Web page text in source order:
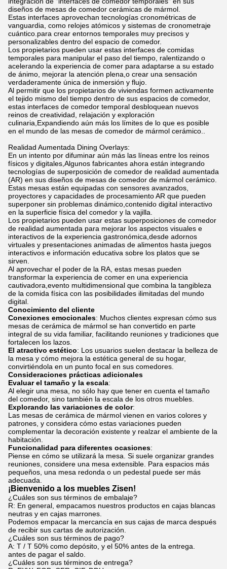
diseños de mesas de comedor cerámicas de mármol.
Estas interfaces aprovechan tecnologías cronométricas de
vanguardia, como relojes atómicos y sistemas de cronometraje
cuántico.para crear entornos temporales muy precisos y
personalizables dentro del espacio de comedor.
Los propietarios pueden usar estas interfaces de comidas
temporales para manipular el paso del tiempo, ralentizando o
acelerando la experiencia de comer para adaptarse a su estado
de ánimo, mejorar la atención plena,o crear una sensación
verdaderamente única de inmersión y flujo.
Al permitir que los propietarios de viviendas formen activamente
el tejido mismo del tiempo dentro de sus espacios de comedor,
estas interfaces de comedor temporal desbloquean nuevos
reinos de creatividad, relajación y exploración
culinaria,Expandiendo aún más los límites de lo que es posible
en el mundo de las mesas de comedor de mármol cerámico..
Realidad Aumentada Dining Overlays:
En un intento por difuminar aún más las líneas entre los reinos
físicos y digitales,Algunos fabricantes ahora están integrando
tecnologías de superposición de comedor de realidad aumentada
(AR) en sus diseños de mesas de comedor de mármol cerámico.
Estas mesas están equipadas con sensores avanzados,
proyectores y capacidades de procesamiento AR que pueden
superponer sin problemas dinámico,contenido digital interactivo
en la superficie física del comedor y la vajilla.
Los propietarios pueden usar estas superposiciones de comedor
de realidad aumentada para mejorar los aspectos visuales e
interactivos de la experiencia gastronómica,desde adornos
virtuales y presentaciones animadas de alimentos hasta juegos
interactivos e información educativa sobre los platos que se
sirven.
Al aprovechar el poder de la RA, estas mesas pueden
transformar la experiencia de comer en una experiencia
cautivadora,evento multidimensional que combina la tangibleza
de la comida física con las posibilidades ilimitadas del mundo
digital.
Conocimiento del cliente
Conexiones emocionales: Muchos clientes expresan cómo sus
mesas de cerámica de mármol se han convertido en parte
integral de su vida familiar, facilitando reuniones y tradiciones que
fortalecen los lazos.
El atractivo estético: Los usuarios suelen destacar la belleza de
la mesa y cómo mejora la estética general de su hogar,
convirtiéndola en un punto focal en sus comedores.
Consideraciones prácticas adicionales
Evaluar el tamaño y la escala:
Al elegir una mesa, no sólo hay que tener en cuenta el tamaño
del comedor, sino también la escala de los otros muebles.
Explorando las variaciones de color:
Las mesas de cerámica de mármol vienen en varios colores y
patrones, y considera cómo estas variaciones pueden
complementar la decoración existente y realzar el ambiente de la
habitación.
Funcionalidad para diferentes ocasiones:
Piense en cómo se utilizará la mesa. Si suele organizar grandes
reuniones, considere una mesa extensible. Para espacios más
pequeños, una mesa redonda o un pedestal puede ser más
adecuada.
¡Bienvenido a los muebles Zisen!
¿Cuáles son sus términos de embalaje?
R: En general, empacamos nuestros productos en cajas blancas
neutras y en cajas marrones.
Podemos empacar la mercancía en sus cajas de marca después
de recibir sus cartas de autorización.
¿Cuáles son sus términos de pago?
A: T / T 50% como depósito, y el 50% antes de la entrega.
antes de pagar el saldo.
¿Cuáles son sus términos de entrega?